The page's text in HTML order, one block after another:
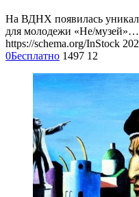
На ВДНХ появилась
для молодежи «Не/музей»…
https://schema.org/InStock
0Бесплатно 1497 12